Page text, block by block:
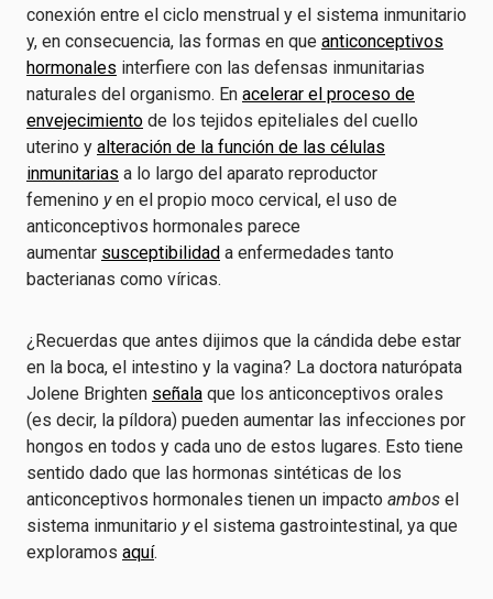
conexión entre el ciclo menstrual y el sistema inmunitario
y, en consecuencia, las formas en que anticonceptivos
hormonales interfiere con las defensas inmunitarias
naturales del organismo. En acelerar el proceso de
envejecimiento de los tejidos epiteliales del cuello
uterino y alteración de la función de las células
inmunitarias a lo largo del aparato reproductor
femenino yen el propio moco cervical, el uso de
anticonceptivos hormonales parece
aumentar susceptibilidad a enfermedades tanto
bacterianas como víricas.
¿Recuerdas que antes dijimos que la cándida debe estar
en la boca, el intestino y la vagina? La doctora naturópata
Jolene Brighten señala que los anticonceptivos orales
(es decir, la píldora) pueden aumentar las infecciones por
hongos en todos y cada uno de estos lugares. Esto tiene
sentido dado que las hormonas sintéticas de los
anticonceptivos hormonales tienen un impacto ambos el
sistema inmunitario yel sistema gastrointestinal, ya que
exploramos aquí.